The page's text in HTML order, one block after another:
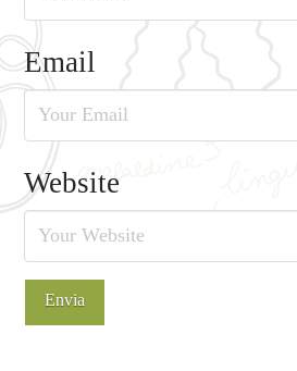
Email
Website